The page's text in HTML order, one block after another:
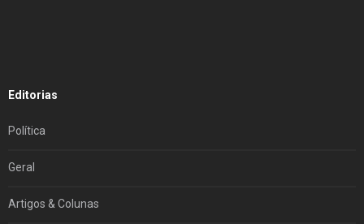
Editorias
Política
Geral
Artigos & Colunas